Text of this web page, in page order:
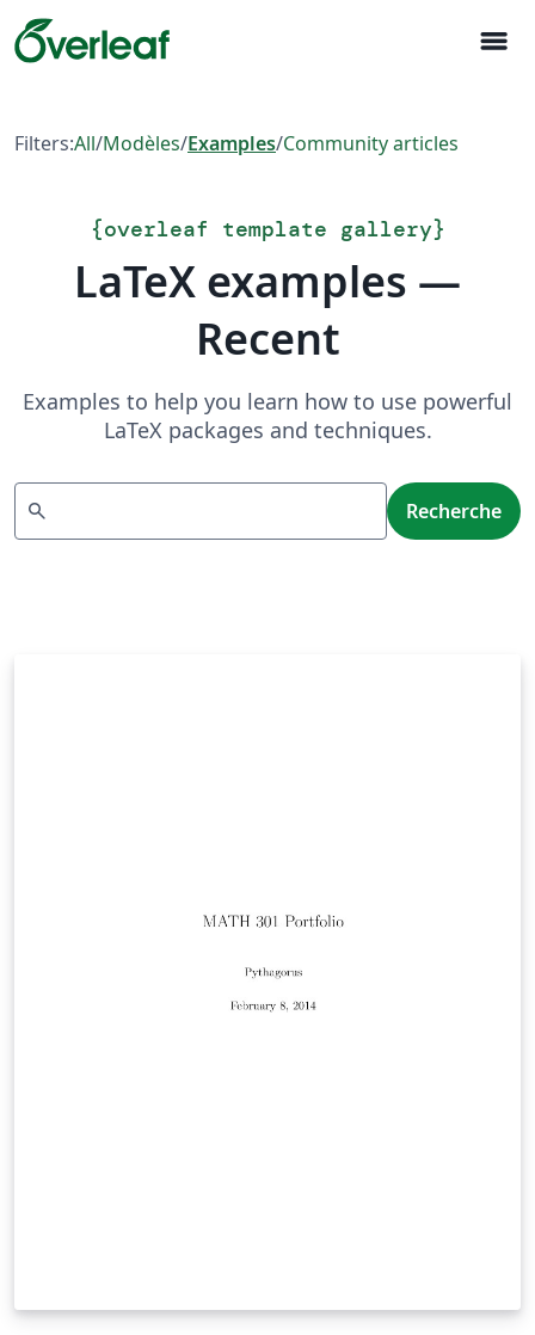
menu
Filters:All/Modèles/Examples/Community articles
{overleaf template gallery}
LaTeX examples —
Recent
Examples to help you learn how to use powerful
LaTeX packages and techniques.
search Recherche